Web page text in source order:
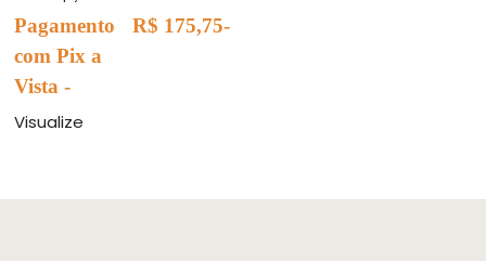
-
R$ 175,75
Pagamento
com Pix a
Vista -
Visualize